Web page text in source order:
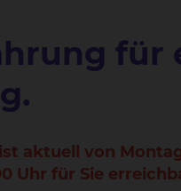
für
aktuell von
Uhr für Sie